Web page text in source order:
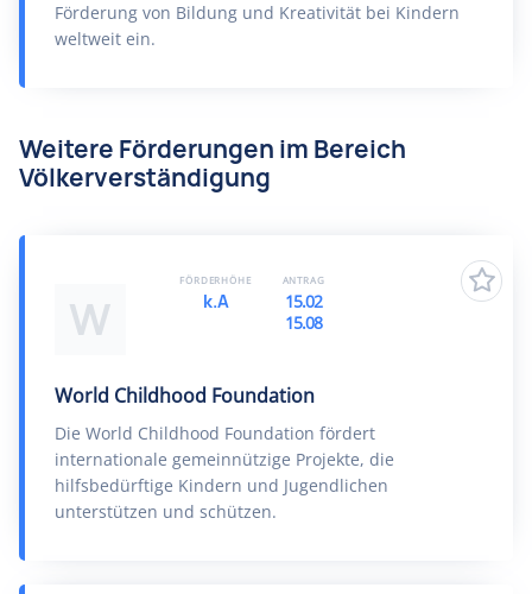
Förderung von Bildung und Kreativität bei Kindern
weltweit ein.
Weitere Förderungen im Bereich
Völkerverständigung
W
World Childhood Foundation
Die World Childhood Foundation fördert
internationale gemeinnützige Projekte, die
hilfsbedürftige Kindern und Jugendlichen
unterstützen und schützen.
FÖRDERHÖHE
k.A
ANTRAG
15.02
15.08